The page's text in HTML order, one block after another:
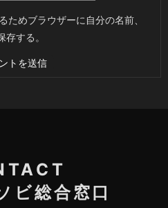
ためブラウザーに自分の名前、
存する。
ビ総合窓口